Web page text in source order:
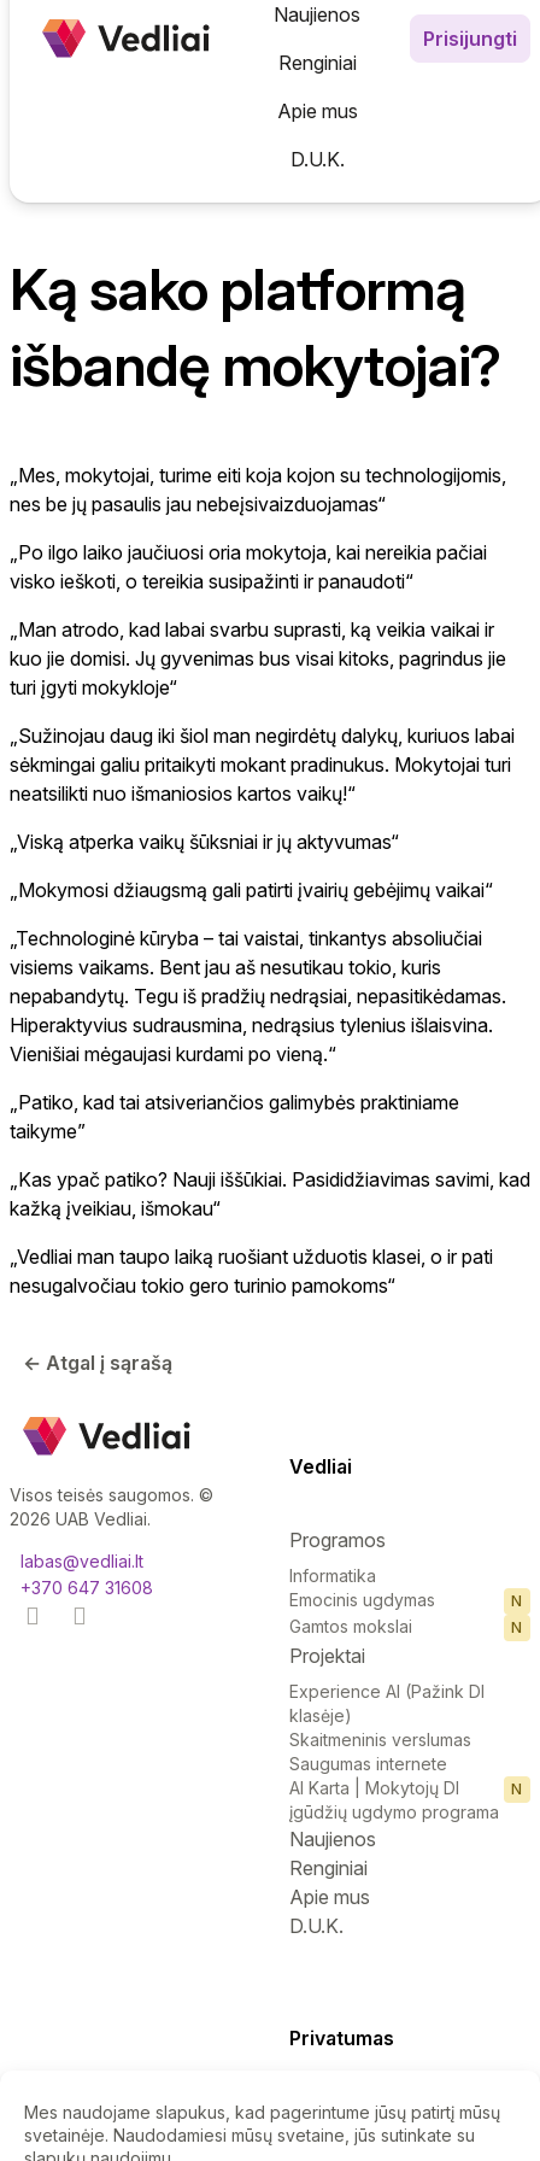
Informatika
Emocinis ugdymas
N
Gamtos mokslai
Experience AI (Pažink DI
Skaitmeninis verslumas
Saugumas internete
AI Karta | Mokytojų DI
Naujienos
Renginiai
Apie mus
D.U.K.
Prisijungti
Ką sako platformą
išbandę mokytojai?
„Mes, mokytojai, turime eiti koja kojon su technologijomis,
nes be jų pasaulis jau nebeįsivaizduojamas“
„Po ilgo laiko jaučiuosi oria mokytoja, kai nereikia pačiai
visko ieškoti, o tereikia susipažinti ir panaudoti“
„Man atrodo, kad labai svarbu suprasti, ką veikia vaikai ir
kuo jie domisi. Jų gyvenimas bus visai kitoks, pagrindus jie
turi įgyti mokykloje“
„Sužinojau daug iki šiol man negirdėtų dalykų, kuriuos labai
sėkmingai galiu pritaikyti mokant pradinukus. Mokytojai turi
neatsilikti nuo išmaniosios kartos vaikų!“
„Viską atperka vaikų šūksniai ir jų aktyvumas“
„Mokymosi džiaugsmą gali patirti įvairių gebėjimų vaikai“
„Technologinė kūryba – tai vaistai, tinkantys absoliučiai
visiems vaikams. Bent jau aš nesutikau tokio, kuris
nepabandytų. Tegu iš pradžių nedrąsiai, nepasitikėdamas.
Hiperaktyvius sudrausmina, nedrąsius tylenius išlaisvina.
Vienišiai mėgaujasi kurdami po vieną.“
„Patiko, kad tai atsiveriančios galimybės praktiniame
taikyme”
„Kas ypač patiko? Nauji iššūkiai. Pasididžiavimas savimi, kad
kažką įveikiau, išmokau“
„Vedliai man taupo laiką ruošiant užduotis klasei, o ir pati
nesugalvočiau tokio gero turinio pamokoms“
← Atgal į sąrašą
Visos teisės saugomos. ©
2026 UAB Vedliai.
labas@vedliai.lt
+370 647 31608
Vedliai
Programos
Informatika
Emocinis ugdymas
N
Gamtos mokslai N
Projektai
Experience AI (Pažink DI
klasėje)
Skaitmeninis verslumas
Saugumas internete
AI Karta | Mokytojų DI
įgūdžių ugdymo programa
N
Naujienos
Renginiai
Apie mus
D.U.K.
Privatumas
Privatumo politika
Slapukų politika